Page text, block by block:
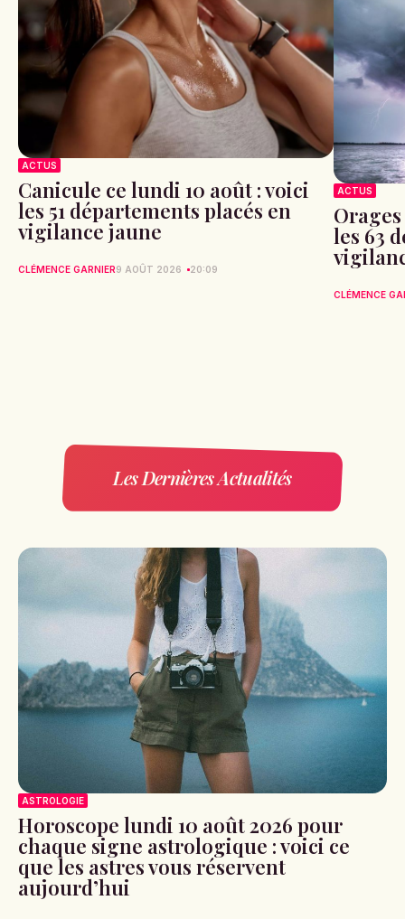
ACTUS
Canicule ce lundi 10 août : voici
les 51 départements placés en
vigilance jaune
CLÉMENCE GARNIER9 AOÛT 2026 20:09
ACTUS
les 63
CLÉMENCE
Les Dernières Actualités
ASTROLOGIE
Horoscope lundi 10 août 2026 pour
chaque signe astrologique : voici ce
que les astres vous réservent
aujourd’hui